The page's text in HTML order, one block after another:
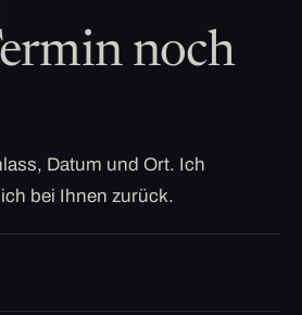
noch
Datum und Ort. Ich
bei Ihnen zurück.